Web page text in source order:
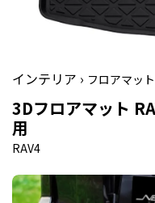
インテリア › フロアマット
3Dフロアマット
用
RAV4